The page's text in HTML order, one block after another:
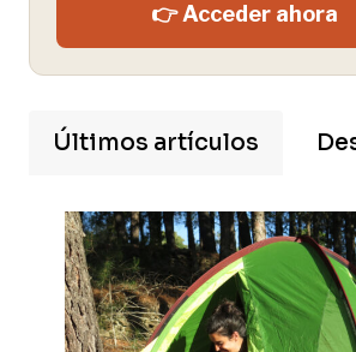
👉 Acceder ahora
Últimos artículos